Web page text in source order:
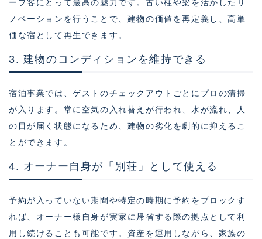
ープ客にとって最高の魅力です。古い柱や梁を活かしたリ
ノベーションを行うことで、建物の価値を再定義し、高単
価な宿として再生できます。
3. 建物のコンディションを維持できる
宿泊事業では、ゲストのチェックアウトごとにプロの清掃
が入ります。常に空気の入れ替えが行われ、水が流れ、人
の目が届く状態になるため、建物の劣化を劇的に抑えるこ
とができます。
4. オーナー自身が「別荘」として使える
予約が入っていない期間や特定の時期に予約をブロックす
れば、オーナー様自身が実家に帰省する際の拠点として利
用し続けることも可能です。資産を運用しながら、家族の